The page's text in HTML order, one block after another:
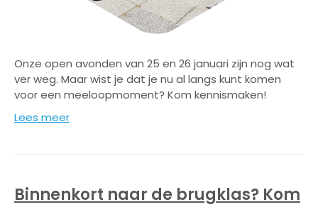
Onze open avonden van 25 en 26 januari zijn nog wat
ver weg. Maar wist je dat je nu al langs kunt komen
voor een meeloopmoment? Kom kennismaken!
Lees meer
Binnenkort naar de brugklas? Kom